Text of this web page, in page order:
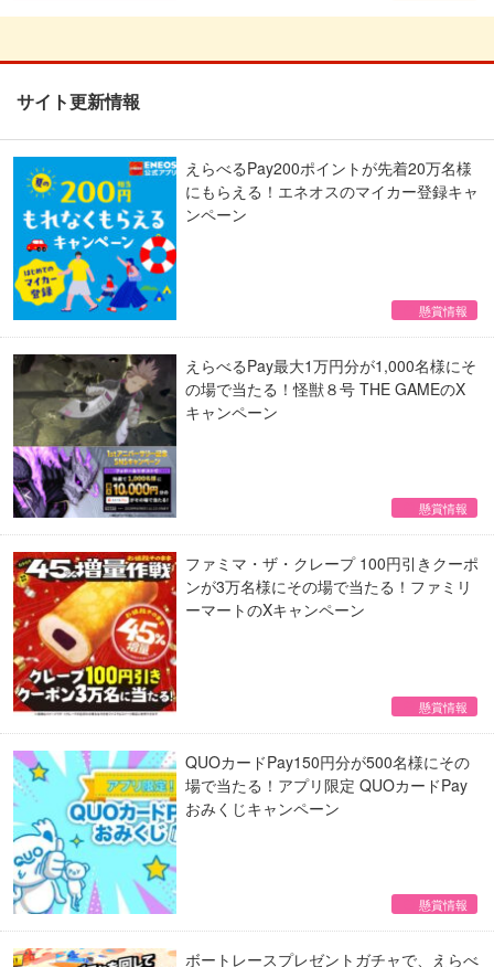
サイト更新情報
えらべるPay200ポイントが先着20万名様
にもらえる！エネオスのマイカー登録キャ
ンペーン
懸賞情報
えらべるPay最大1万円分が1,000名様にそ
の場で当たる！怪獣８号 THE GAMEのX
キャンペーン
懸賞情報
ファミマ・ザ・クレープ 100円引きクーポ
ンが3万名様にその場で当たる！ファミリ
ーマートのXキャンペーン
懸賞情報
QUOカードPay150円分が500名様にその
場で当たる！アプリ限定 QUOカードPay
おみくじキャンペーン
懸賞情報
ボートレースプレゼントガチャで、えらべ